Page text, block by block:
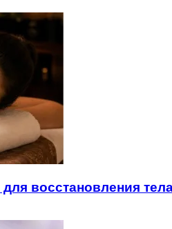
восстановления